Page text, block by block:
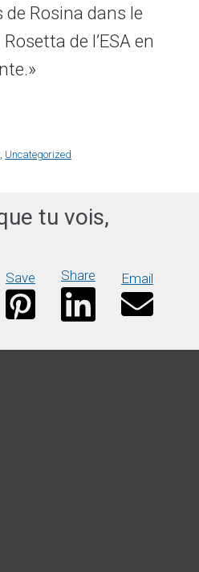
Rosina dans le
de l’ESA en
, Uncategorized
tu vois,
Save Share Email